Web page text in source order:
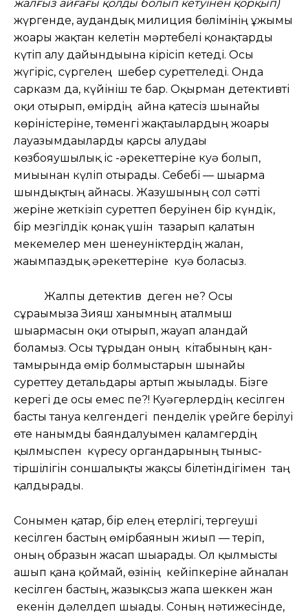
жалғыз айғағы қолды болып кетуінен қорқып)
жүргенде, аудандық милиция бөлімінің ұжымы
жоғары жақтан келетін мәртебелі қонақтарды
күтіп алу дайындығына кірісіп кетеді. Осы
жүгіріс, сүргелең шебер суреттеледі. Онда
сарказм да, күйініш те бар. Оқырман детективті
оқи отырып, өмірдің айна қатесіз шынайы
көріністеріне, төменгі жақтағылардың жоғары
лауазымдағыларды қарсы алудағы
көзбояушылық іс -әрекеттеріне куә болып,
миығынан күліп отырады. Себебі — шығарма
шындықтың айнасы. Жазушының сол сәтті
жеріне жеткізіп суреттеп беруінен бір күндік,
бір мезгілдік қонақ үшін тазарып қалатын
мекемелер мен шенеуніктердің жалған,
жағымпаздық әрекеттеріне куә боласыз.
Жалпы детектив деген не? Осы
сұрағымызға Зияш ханымның аталмыш
шығармасын оқи отырып, жауап алғандай
боламыз. Осы тұрғыдан оның кітабының қан-
тамырында өмір болмыстарын шынайы
суреттеу детальдары артып жығылады. Бізге
керегі де осы емес пе?! Куәгерлердің кесілген
басты тануға келгендегі пенделік үрейге берілуі
өте нанымды баяндалуымен қаламгердің
қылмыспен күресу органдарының тыныс-
тіршілігін соншалықты жақсы білетіндігімен таң
қалдырады.
Сонымен қатар, бір елең етерлігі, тергеуші
кесілген бастың өмірбаянын жиып — теріп,
оның образын жасап шығарады. Ол қылмысты
ашып қана қоймай, өзінің кейіпкеріне айналған
кесілген бастың, жазықсыз жапа шеккен жан
екенін дәлелдеп шығады. Соның нәтижесінде,